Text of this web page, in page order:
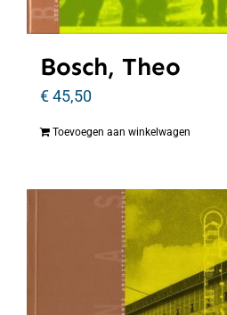
Bosch, Theo
€45,50
Toevoegen aan winkelwagen